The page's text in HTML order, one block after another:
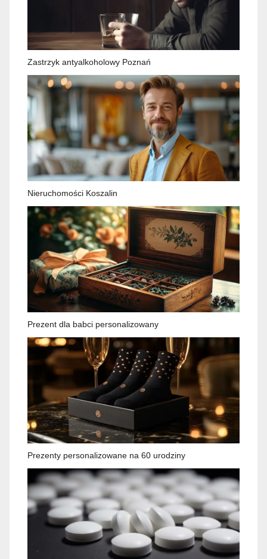
Zastrzyk antyalkoholowy Poznań
Nieruchomości Koszalin
Prezent dla babci personalizowany
Prezenty personalizowane na 60 urodziny